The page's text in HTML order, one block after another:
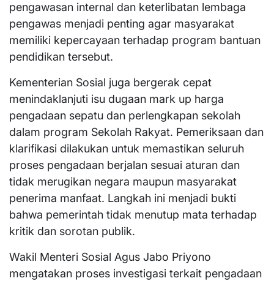
pengawasan internal dan keterlibatan lembaga
pengawas menjadi penting agar masyarakat
memiliki kepercayaan terhadap program bantuan
pendidikan tersebut.
Kementerian Sosial juga bergerak cepat
menindaklanjuti isu dugaan mark up harga
pengadaan sepatu dan perlengkapan sekolah
dalam program Sekolah Rakyat. Pemeriksaan dan
klarifikasi dilakukan untuk memastikan seluruh
proses pengadaan berjalan sesuai aturan dan
tidak merugikan negara maupun masyarakat
penerima manfaat. Langkah ini menjadi bukti
bahwa pemerintah tidak menutup mata terhadap
kritik dan sorotan publik.
Wakil Menteri Sosial Agus Jabo Priyono
mengatakan proses investigasi terkait pengadaan